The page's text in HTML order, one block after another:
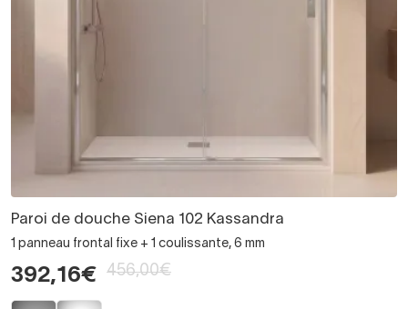
Paroi de douche Siena 102 Kassandra
1 panneau frontal fixe + 1 coulissante, 6 mm
392,16€ 456,00€